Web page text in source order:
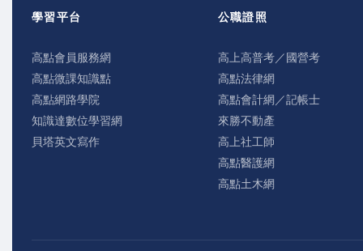
學習平台
高點會員服務網
高點微課知識點
高點網路學院
知識達數位學習網
貝塔英文寫作
公職證照
高上高普考／國營考
高點法律網
高點會計網／記帳士
來勝不動產
高上社工師
高點醫護網
高點土木網